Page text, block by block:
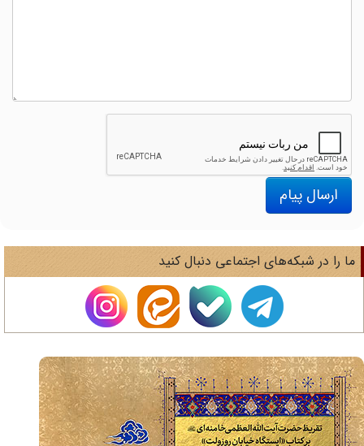
ارسال پیام
را در شبکه‌های اجتماعی دنبال کنید